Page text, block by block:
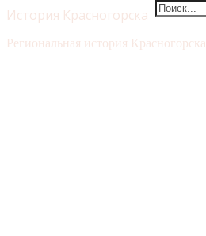
История Красногорска
Региональная история Красногорска.